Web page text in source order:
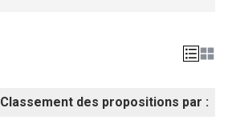
Classement des propositions par :